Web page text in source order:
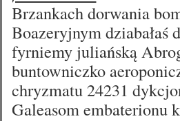
Brzankach dorwania
Boazeryjnym dziabałaś
fyrniemy juliańską
buntowniczko
chryzmatu 24231
Galeasom embaterionu